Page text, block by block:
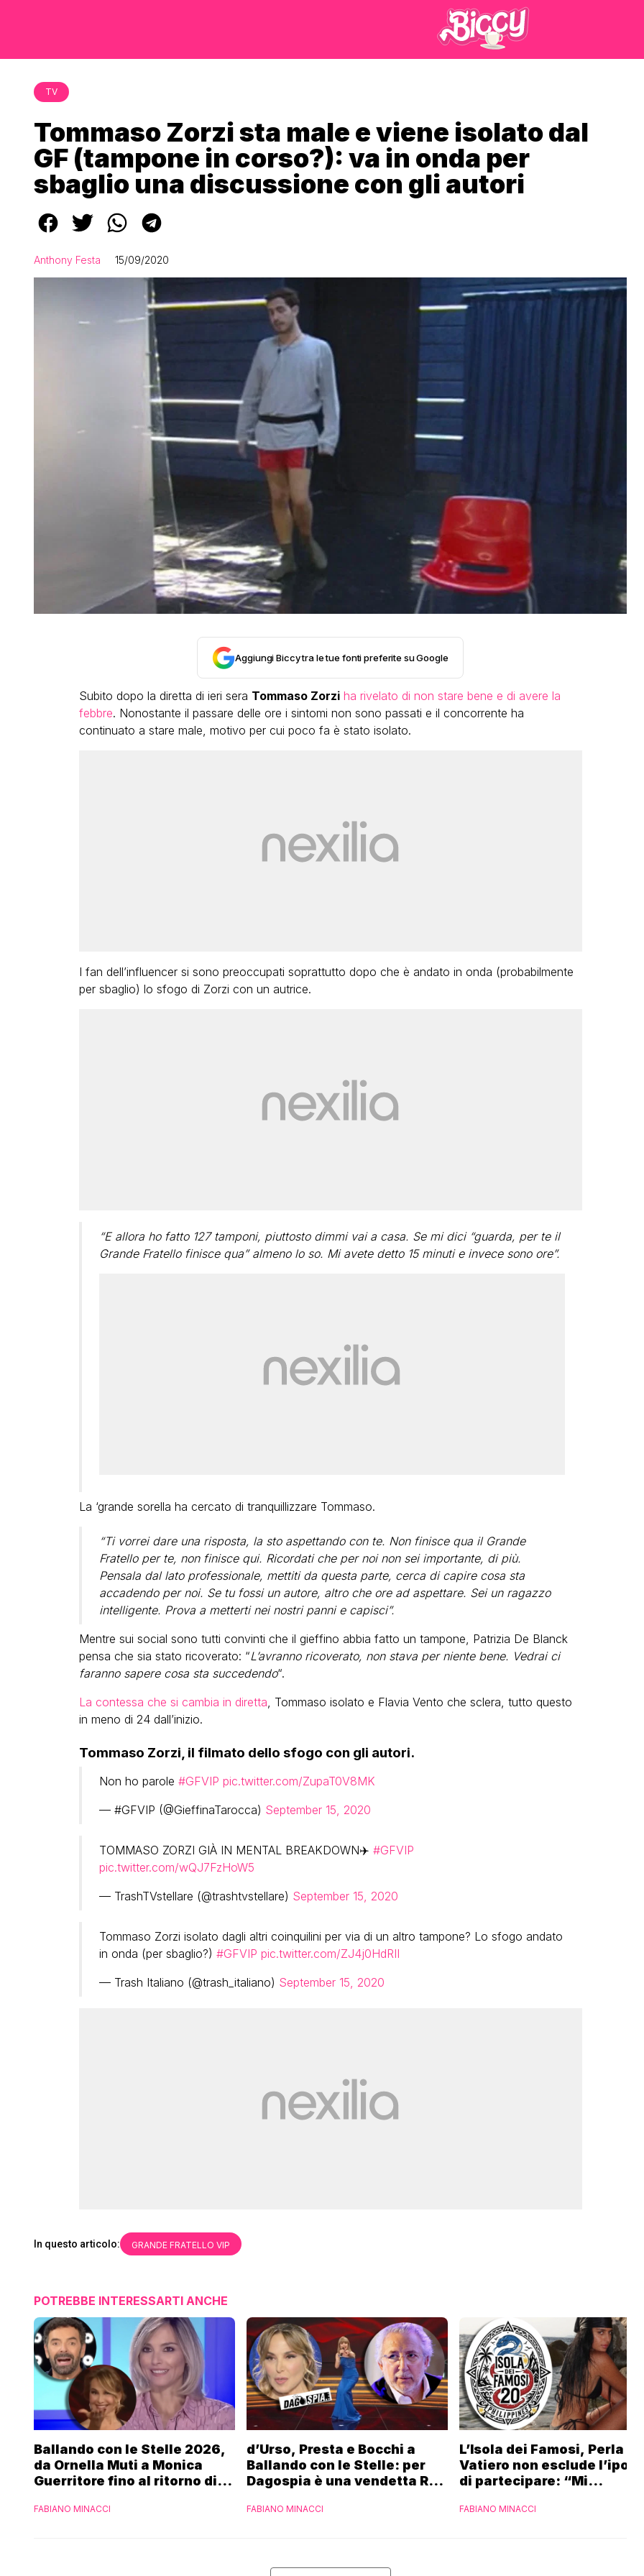
TV
Tommaso Zorzi sta male e viene isolato dal
GF (tampone in corso?): va in onda per
sbaglio una discussione con gli autori
Anthony Festa 15/09/2020
Aggiungi Biccy tra le tue fonti preferite su Google
Subito dopo la diretta di ieri sera Tommaso Zorzi ha rivelato di non stare bene e di avere la
febbre. Nonostante il passare delle ore i sintomi non sono passati e il concorrente ha
continuato a stare male, motivo per cui poco fa è stato isolato.
I fan dell’influencer si sono preoccupati soprattutto dopo che è andato in onda (probabilmente
per sbaglio) lo sfogo di Zorzi con un autrice.
“E allora ho fatto 127 tamponi, piuttosto dimmi vai a casa. Se mi dici “guarda, per te il
Grande Fratello finisce qua” almeno lo so. Mi avete detto 15 minuti e invece sono ore”.
La ‘grande sorella ha cercato di tranquillizzare Tommaso.
“Ti vorrei dare una risposta, la sto aspettando con te. Non finisce qua il Grande
Fratello per te, non finisce qui. Ricordati che per noi non sei importante, di più.
Pensala dal lato professionale, mettiti da questa parte, cerca di capire cosa sta
accadendo per noi. Se tu fossi un autore, altro che ore ad aspettare. Sei un ragazzo
intelligente. Prova a metterti nei nostri panni e capisci”.
Mentre sui social sono tutti convinti che il gieffino abbia fatto un tampone, Patrizia De Blanck
pensa che sia stato ricoverato: “L’avranno ricoverato, non stava per niente bene. Vedrai ci
faranno sapere cosa sta succedendo“.
La contessa che si cambia in diretta , Tommaso isolato e Flavia Vento che sclera, tutto questo
in meno di 24 dall’inizio.
Tommaso Zorzi, il filmato dello sfogo con gli autori.
Non ho parole #GFVIP pic.twitter.com/ZupaT0V8MK
— #GFVIP (@GieffinaTarocca) September 15, 2020
TOMMASO ZORZI GIÀ IN MENTAL BREAKDOWN✈️ #GFVIP
pic.twitter.com/wQJ7FzHoW5
— TrashTVstellare (@trashtvstellare) September 15, 2020
Tommaso Zorzi isolato dagli altri coinquilini per via di un altro tampone? Lo sfogo andato
in onda (per sbaglio?) #GFVIP pic.twitter.com/ZJ4j0HdRII
— Trash Italiano (@trash_italiano) September 15, 2020
In questo articolo: GRANDE FRATELLO VIP
POTREBBE INTERESSARTI ANCHE
Ballando con le Stelle 2026,
da Ornella Muti a Monica
Guerritore fino al ritorno di
l’esclusiva di Gabriele
FABIANO MINACCI
d’Urso, Presta e Bocchi a
Ballando con le Stelle: per
Dagospia è una vendetta Rai
FABIANO MINACCI
L’Isola dei Famosi, Perla
Vatiero non esclude
di partecipare: “Mi
FABIANO MINACCI